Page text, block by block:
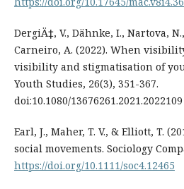
DergiÄ‡, V., Dähnke, I., Nartova,
Carneiro, A. (2022). When
visibility and stigmatisation of
Youth Studies, 26(3), 351-367.
doi:10.1080/13676261.2021.2022109
Earl, J., Maher, T. V., & Elliott, T.
social movements. Sociology
https://doi.org/10.1111/soc4.12465